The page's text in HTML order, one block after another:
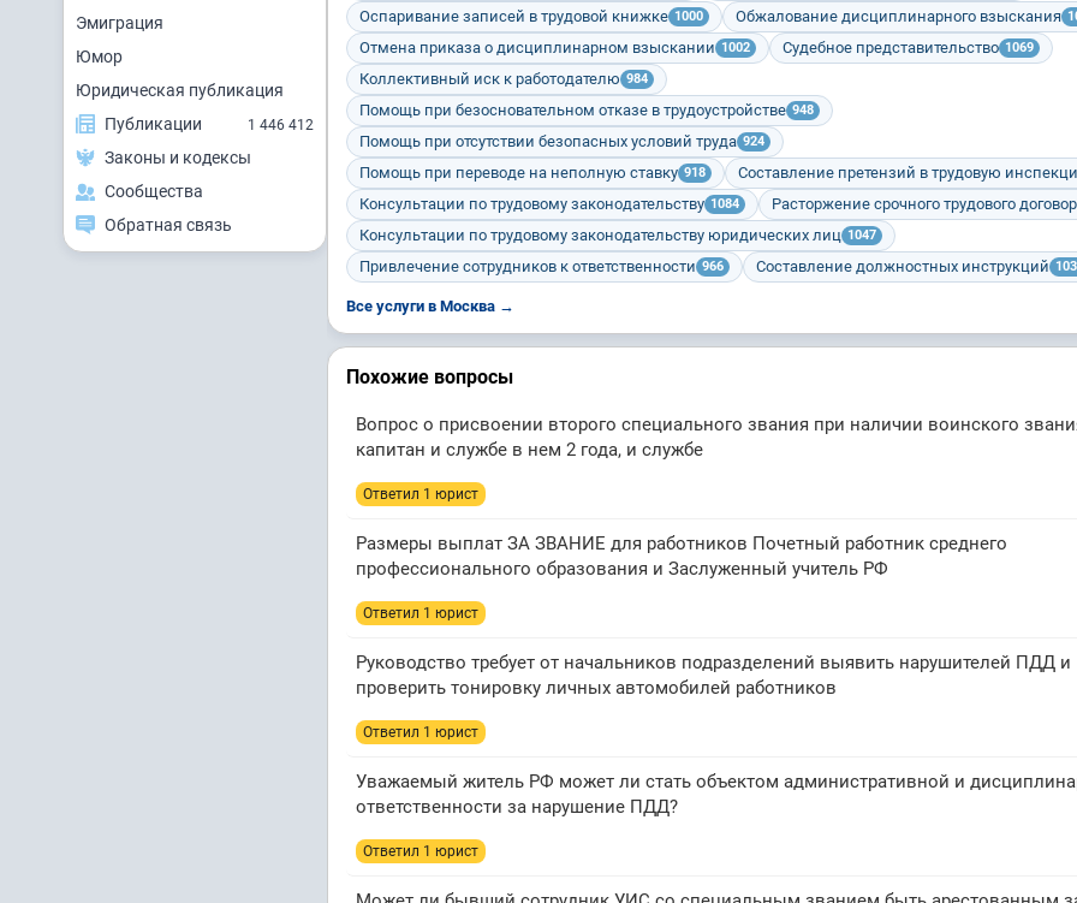
Эмиграция
Юмор
Юридическая публикация
Публикации
1 446 412
Законы и кодексы
Сообщества
Обратная связь
Оспаривание записей в трудовой книжке 1000 Обжалование дисциплинарного взыскания
Отмена приказа о дисциплинарном взыскании 1002 Судебное представительство 1069
Коллективный иск к работодателю 984
Помощь при безосновательном отказе в трудоустройстве 948
Помощь при отсутствии безопасных условий труда 924
Помощь при переводе на неполную ставку 918 Составление претензий в трудовую
Консультации по трудовому законодательству 1084 Расторжение срочного трудового
Консультации по трудовому законодательству юридических лиц 1047
Привлечение сотрудников к ответственности 966 Составление должностных инструкций
Все услуги в Москва →
Похожие вопросы
Вопрос о присвоении второго специального звания при наличии воинского
капитан и службе в нем 2 года, и службе
Ответил 1 юрист
Размеры выплат ЗА ЗВАНИЕ для работников Почетный работник среднего
профессионального образования и Заслуженный учитель РФ
Ответил 1 юрист
Руководство требует от начальников подразделений выявить нарушителей ПДД и
проверить тонировку личных автомобилей работников
Ответил 1 юрист
Уважаемый житель РФ может ли стать объектом административной и
ответственности за нарушение ПДД?
Ответил 1 юрист